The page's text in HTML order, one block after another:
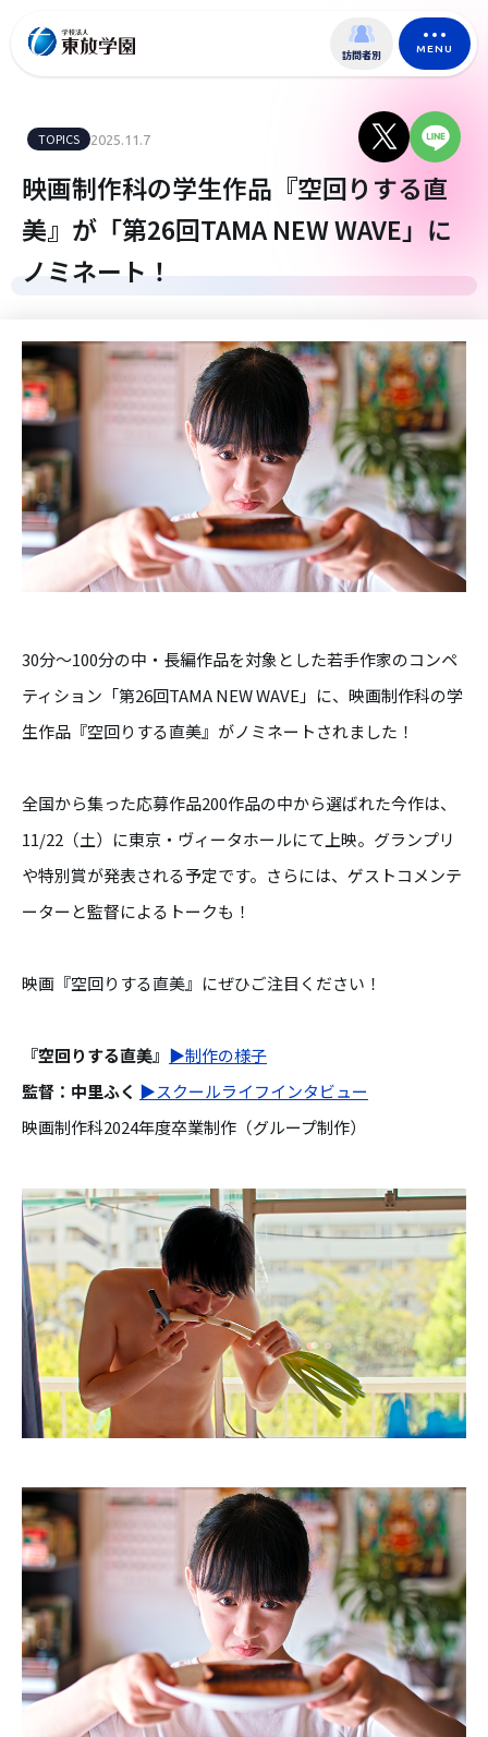
訪問者別 MENU
TOPICS 2025.11.7
映画制作科の学生作品『空回りする直
美』が「第26回TAMA NEW WAVE」に
ノミネート！
30分～100分の中・長編作品を対象とした若手作家のコンペ
ティション「第26回TAMA NEW WAVE」に、映画制作科の学
生作品『空回りする直美』がノミネートされました！
全国から集った応募作品200作品の中から選ばれた今作は、
11/22（土）に東京・ヴィータホールにて上映。グランプリ
や特別賞が発表される予定です。さらには、ゲストコメンテ
ーターと監督によるトークも！
映画『空回りする直美』にぜひご注目ください！
『空回りする直美』 ▶制作の様子
監督：中里ふく ▶スクールライフインタビュー
映画制作科2024年度卒業制作（グループ制作）